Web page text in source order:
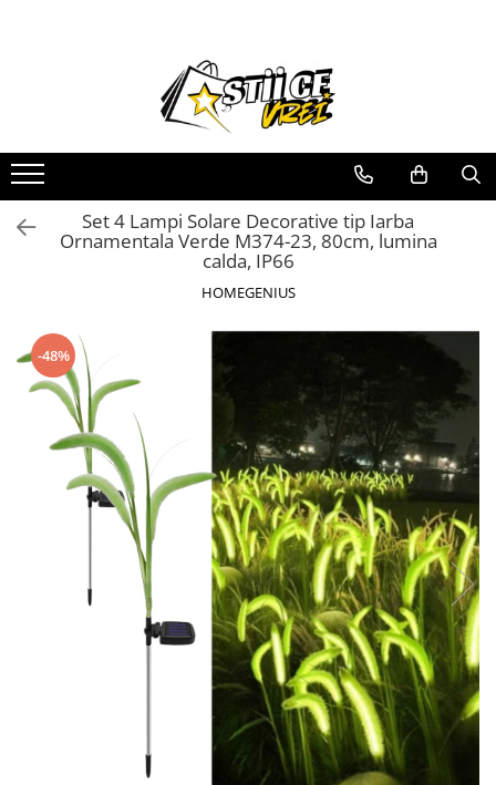
Pachete Promotionale
Articole de Sarbatori
Camere Supraveghere
Casa si Gradina
Lampi Solare
Decoratiuni
Gradina
Lampi Decorative
Lampi
Set 4 Lampi Solare Decorative tip Iarba
Ornamentala Verde M374-23, 80cm, lumina
calda, IP66
HOMEGENIUS
-48%